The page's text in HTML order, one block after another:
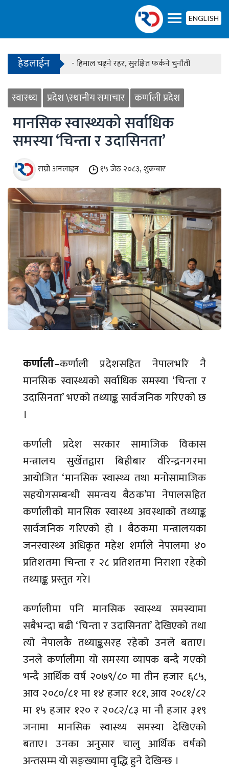
ENGLISH
हेडलाईन
- काठमाडौंको बाँसबारीमा खुल्यो अत्याधुनिक इभेन्ट
- हिमाल चढ्ने रहर, सुरक्षित फर्कने चुनौती
स्वास्थ्य प्रदेश \स्थानीय समाचार कर्णाली प्रदेश
मानसिक स्वास्थ्यको सर्वाधिक
समस्या ‘चिन्ता र उदासिनता’
राम्रो अनलाइन १५ जेठ २०८३, शुक्रबार
कर्णाली–कर्णाली प्रदेशसहित नेपालभरि नै
मानसिक स्वास्थ्यको सर्वाधिक समस्या ‘चिन्ता र
उदासिनता’ भएको तथ्याङ्क सार्वजनिक गरिएको छ
।
कर्णाली प्रदेश सरकार सामाजिक विकास
मन्त्रालय सुर्खेतद्वारा बिहीबार वीरेन्द्रनगरमा
आयोजित ‘मानसिक स्वास्थ्य तथा मनोसामाजिक
सहयोगसम्बन्धी समन्वय बैठक’मा नेपालसहित
कर्णालीको मानसिक स्वास्थ्य अवस्थाको तथ्याङ्क
सार्वजनिक गरिएको हो । बैठकमा मन्त्रालयका
जनस्वास्थ्य अधिकृत महेश शर्माले नेपालमा ४०
प्रतिशतमा चिन्ता र २८ प्रतिशतमा निराशा रहेको
तथ्याङ्क प्रस्तुत गरे।
कर्णालीमा पनि मानसिक स्वास्थ्य समस्यामा
सबैभन्दा बढी ‘चिन्ता र उदासिनता’ देखिएको तथा
त्यो नेपालकै तथ्याङ्कसरह रहेको उनले बताए।
उनले कर्णालीमा यो समस्या व्यापक बन्दै गएको
भन्दै आर्थिक वर्ष २०७९/८० मा तीन हजार ६८५,
आव २०८०/८१ मा १४ हजार १८१, आव २०८१/८२
मा १५ हजार १२० र २०८२/८३ मा नौ हजार ३१९
जनामा मानसिक स्वास्थ्य समस्या देखिएको
बताए। उनका अनुसार चालु आर्थिक वर्षको
अन्तसम्म यो सङ्ख्यामा वृद्धि हुने देखिन्छ ।